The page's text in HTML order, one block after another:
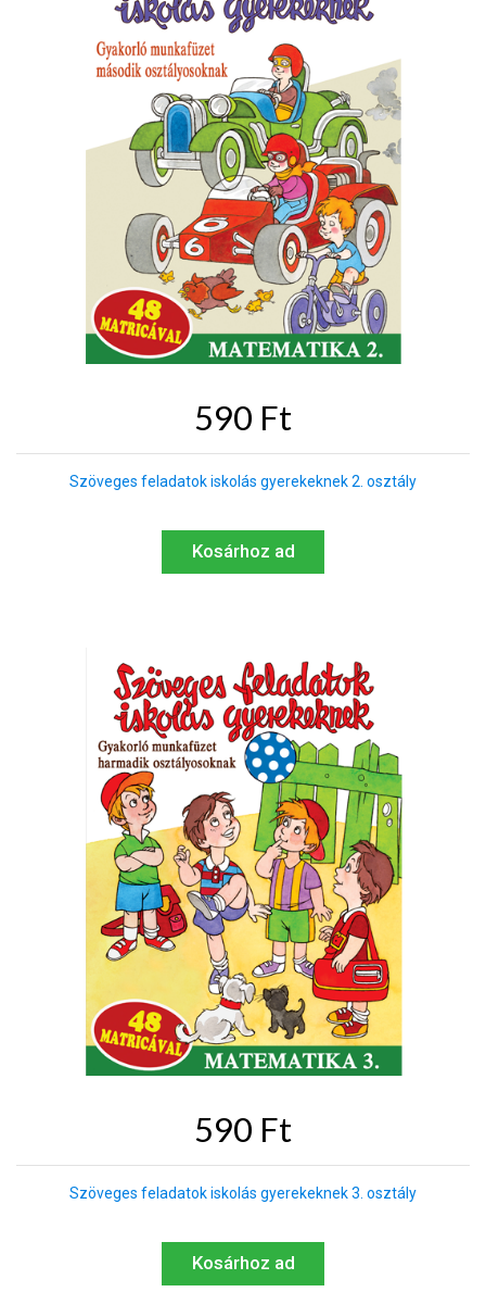
590 Ft
Szöveges feladatok iskolás gyerekeknek 2. osztály
Kosárhoz ad
590 Ft
Szöveges feladatok iskolás gyerekeknek 3. osztály
Kosárhoz ad